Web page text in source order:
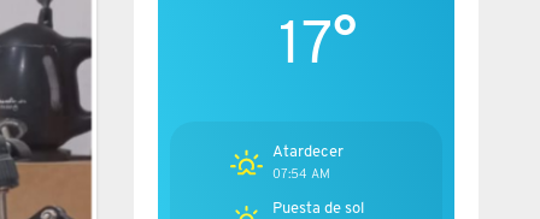
17°
Atardecer
07:54 AM
Puesta de sol